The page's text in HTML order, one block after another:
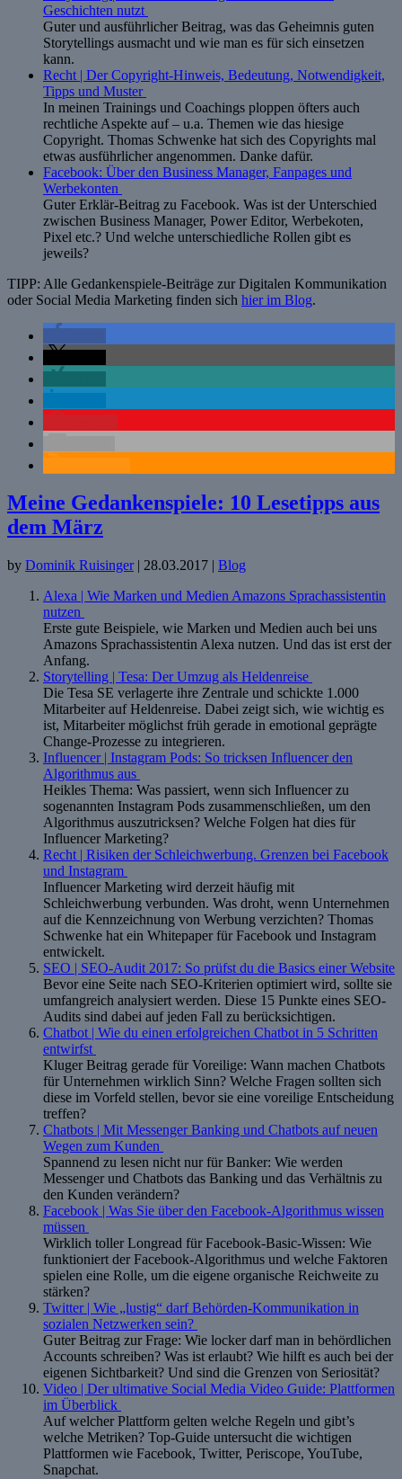
Geschichten nutzt
Guter und ausführlicher Beitrag, was das Geheimnis guten
Storytellings ausmacht und wie man es für sich einsetzen
kann.
Recht | Der Copyright-Hinweis, Bedeutung, Notwendigkeit,
Tipps und Muster
In meinen Trainings und Coachings ploppen öfters auch
rechtliche Aspekte auf – u.a. Themen wie das hiesige
Copyright. Thomas Schwenke hat sich des Copyrights mal
etwas ausführlicher angenommen. Danke dafür.
Facebook: Über den Business Manager, Fanpages und
Werbekonten
Guter Erklär-Beitrag zu Facebook. Was ist der Unterschied
zwischen Business Manager, Power Editor, Werbekoten,
Pixel etc.? Und welche unterschiedliche Rollen gibt es
jeweils?
TIPP: Alle Gedankenspiele-Beiträge zur Digitalen Kommunikation
oder Social Media Marketing finden sich hier im Blog.
Meine Gedankenspiele: 10 Lesetipps aus
dem März
by Dominik Ruisinger | 28.03.2017 | Blog
Alexa | Wie Marken und Medien Amazons Sprachassistentin
nutzen
Erste gute Beispiele, wie Marken und Medien auch bei uns
Amazons Sprachassistentin Alexa nutzen. Und das ist erst der
Anfang.
Storytelling | Tesa: Der Umzug als Heldenreise
Die Tesa SE verlagerte ihre Zentrale und schickte 1.000
Mitarbeiter auf Heldenreise. Dabei zeigt sich, wie wichtig es
ist, Mitarbeiter möglichst früh gerade in emotional geprägte
Change-Prozesse zu integrieren.
Influencer | Instagram Pods: So tricksen Influencer den
Algorithmus aus
Heikles Thema: Was passiert, wenn sich Influencer zu
sogenannten Instagram Pods zusammenschließen, um den
Algorithmus auszutricksen? Welche Folgen hat dies für
Influencer Marketing?
Recht | Risiken der Schleichwerbung. Grenzen bei Facebook
und Instagram
Influencer Marketing wird derzeit häufig mit
Schleichwerbung verbunden. Was droht, wenn Unternehmen
auf die Kennzeichnung von Werbung verzichten? Thomas
Schwenke hat ein Whitepaper für Facebook und Instagram
entwickelt.
SEO | SEO-Audit 2017: So prüfst du die Basics einer Website
Bevor eine Seite nach SEO-Kriterien optimiert wird, sollte sie
umfangreich analysiert werden. Diese 15 Punkte eines SEO-
Audits sind dabei auf jeden Fall zu berücksichtigen.
Chatbot | Wie du einen erfolgreichen Chatbot in 5 Schritten
entwirfst
Kluger Beitrag gerade für Voreilige: Wann machen Chatbots
für Unternehmen wirklich Sinn? Welche Fragen sollten sich
diese im Vorfeld stellen, bevor sie eine voreilige Entscheidung
treffen?
Chatbots | Mit Messenger Banking und Chatbots auf neuen
Wegen zum Kunden
Spannend zu lesen nicht nur für Banker: Wie werden
Messenger und Chatbots das Banking und das Verhältnis zu
den Kunden verändern?
Facebook | Was Sie über den Facebook-Algorithmus wissen
müssen
Wirklich toller Longread für Facebook-Basic-Wissen: Wie
funktioniert der Facebook-Algorithmus und welche Faktoren
spielen eine Rolle, um die eigene organische Reichweite zu
stärken?
Twitter | Wie „lustig“ darf Behörden-Kommunikation in
sozialen Netzwerken sein?
Guter Beitrag zur Frage: Wie locker darf man in behördlichen
Accounts schreiben? Was ist erlaubt? Wie hilft es auch bei der
eigenen Sichtbarkeit? Und sind die Grenzen von Seriosität?
Video | Der ultimative Social Media Video Guide: Plattformen
im Überblick
Auf welcher Plattform gelten welche Regeln und gibt’s
welche Metriken? Top-Guide untersucht die wichtigen
Plattformen wie Facebook, Twitter, Periscope, YouTube,
Snapchat.